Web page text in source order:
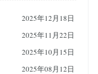
2025年12月18日
2025年11月22日
2025年10月15日
2025年08月12日